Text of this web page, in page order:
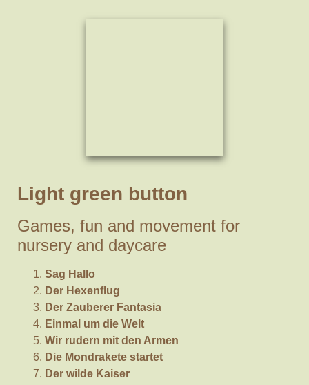
Light green button
Games, fun and movement for
nursery and daycare
Sag Hallo
Der Hexenflug
Der Zauberer Fantasia
Einmal um die Welt
Wir rudern mit den Armen
Die Mondrakete startet
Der wilde Kaiser